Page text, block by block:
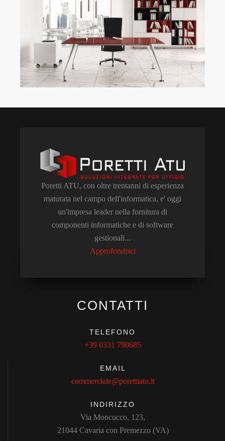
Poretti ATU, con oltre trentanni di esperienza
maturata nel campo dell'informatica, e' oggi
un'impresa leader nella fornitura di
componenti informatiche e di software
gestionali...
Approfondisci
CONTATTI
TELEFONO
+39 0331 790685
EMAIL
commerciale@porettiatu.it
INDIRIZZO
Via Moncucco, 123,
21044 Cavaria con Premezzo (VA)